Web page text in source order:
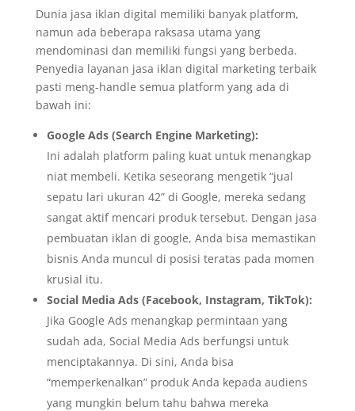
Dunia jasa iklan digital memiliki banyak platform,
namun ada beberapa raksasa utama yang
mendominasi dan memiliki fungsi yang berbeda.
Penyedia layanan jasa iklan digital marketing terbaik
pasti meng-handle semua platform yang ada di
bawah ini:
Google Ads (Search Engine Marketing):
Ini adalah platform paling kuat untuk menangkap
niat membeli. Ketika seseorang mengetik “jual
sepatu lari ukuran 42” di Google, mereka sedang
sangat aktif mencari produk tersebut. Dengan jasa
pembuatan iklan di google, Anda bisa memastikan
bisnis Anda muncul di posisi teratas pada momen
krusial itu.
Social Media Ads (Facebook, Instagram, TikTok):
Jika Google Ads menangkap permintaan yang
sudah ada, Social Media Ads berfungsi untuk
menciptakannya. Di sini, Anda bisa
“memperkenalkan” produk Anda kepada audiens
yang mungkin belum tahu bahwa mereka